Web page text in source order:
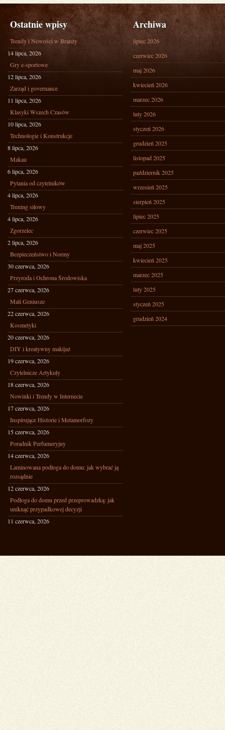
Ostatnie wpisy
Trendy i Nowości w Branży
14 lipca, 2026
Gry e-sportowe
12 lipca, 2026
Zarząd i governance
11 lipca, 2026
Klasyki Wszech Czasów
10 lipca, 2026
Technologie i Konstrukcje
8 lipca, 2026
Makau
6 lipca, 2026
Pytania od czytelników
4 lipca, 2026
Trening siłowy
4 lipca, 2026
Zgorzelec
2 lipca, 2026
Bezpieczeństwo i Normy
30 czerwca, 2026
Przyroda i Ochrona Środowiska
27 czerwca, 2026
Mali Geniusze
22 czerwca, 2026
Kosmetyki
20 czerwca, 2026
DIY i kreatywny makijaż
19 czerwca, 2026
Czytelnicze Artykuły
18 czerwca, 2026
Nowinki i Trendy w Internecie
17 czerwca, 2026
Inspirujące Historie i Metamorfozy
15 czerwca, 2026
Poradnik Perfumeryjny
14 czerwca, 2026
Laminowana podłoga do domu: jak wybrać ją
rozsądnie
12 czerwca, 2026
Podłoga do domu przed przeprowadzką: jak
uniknąć przypadkowej decyzji
11 czerwca, 2026
Archiwa
lipiec 2026
czerwiec 2026
maj 2026
kwiecień 2026
marzec 2026
luty 2026
styczeń 2026
grudzień 2025
listopad 2025
październik 2025
wrzesień 2025
sierpień 2025
lipiec 2025
czerwiec 2025
maj 2025
kwiecień 2025
marzec 2025
luty 2025
styczeń 2025
grudzień 2024